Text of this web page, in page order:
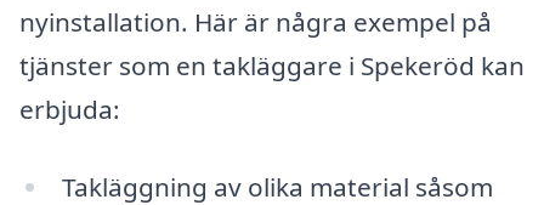
nyinstallation. Här är några exempel på
tjänster som en takläggare i Spekeröd kan
erbjuda:
Takläggning av olika material såsom